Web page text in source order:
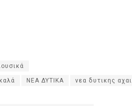
ΝΕΑ ΔΥΤΙΚΑ νεα δυτικης